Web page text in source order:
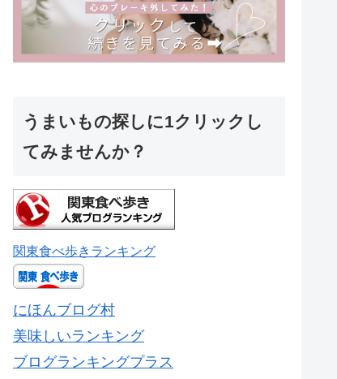
うまいもの探しに1クリックし
てみませんか？
関東食べ歩きランキング
にほんブログ村
美味しいランキング
ブログランキングプラス